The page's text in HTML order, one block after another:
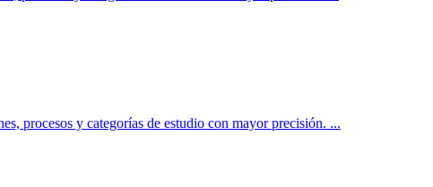
procesos y categorías de estudio con mayor precisión. ...